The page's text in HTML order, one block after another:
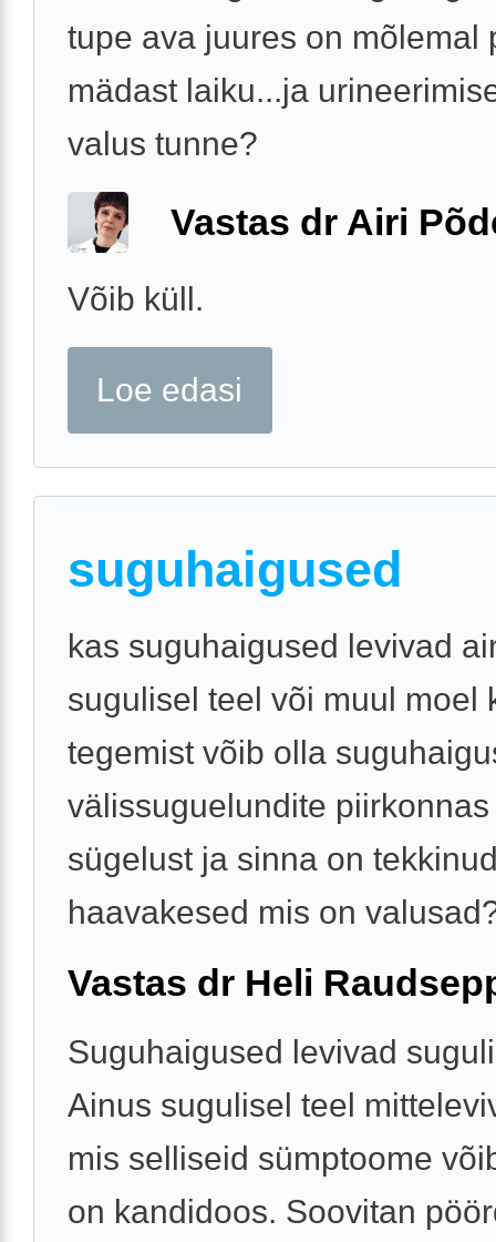
tupe ava juures on mõlemal
mädast laiku...ja
valus tunne?
Vastas dr Airi
Võib küll.
Loe edasi
suguhaigused
kas suguhaigused levivad
sugulisel teel või muul moel
tegemist võib olla
välissuguelundite
sügelust ja sinna on
haavakesed mis on
Vastas dr Heli
Suguhaigused levivad
Ainus sugulisel teel
mis selliseid sümptoome
on kandidoos. Soovitan